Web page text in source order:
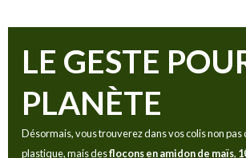
LE GESTE
PLANÈTE
Désormais, vous trouverez dans vos colis non pas
plastique, mais desflocons en amidon de maïs,